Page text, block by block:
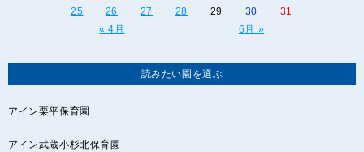
« 4月 6月 »
25
26 27 28 29 30 31
読みたい園を選ぶ
アイン栗平保育園
アイン武蔵小杉北保育園